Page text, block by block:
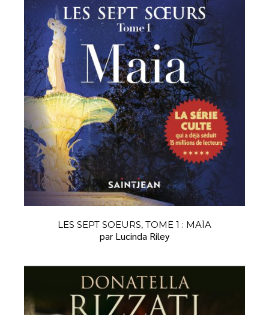
LES SEPT SOEURS, TOME 1 : MAÏA
par Lucinda Riley